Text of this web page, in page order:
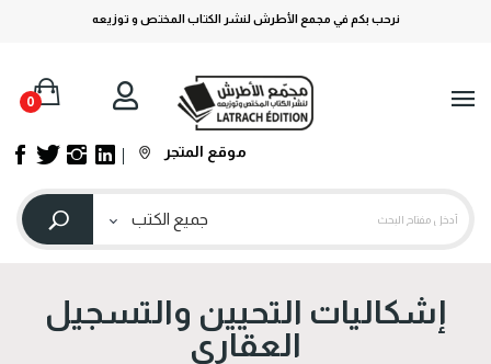
نرحب بكم في مجمع الأطرش لنشر الكتاب المختص و توزيعه
0
موقع المتجر
إشكاليات التحيين والتسجيل
العقاري